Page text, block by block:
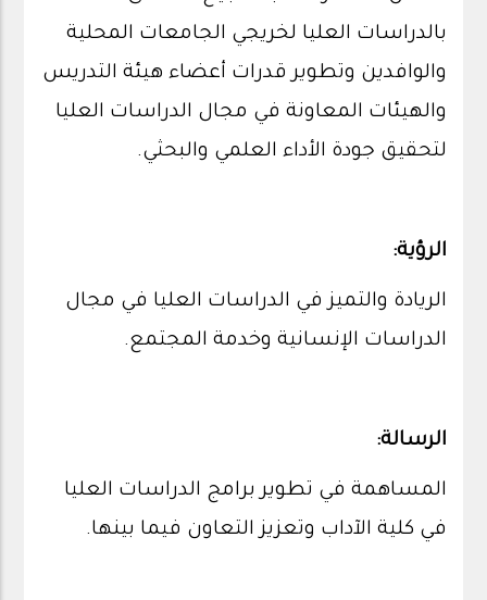
بالدراسات العليا لخريجي الجامعات المحلية
والوافدين وتطوير قدرات أعضاء هيئة التدريس
والهيئات المعاونة في مجال الدراسات العليا
لتحقيق جودة الأداء العلمي والبحثي.
الرؤية:
الريادة والتميز في الدراسات العليا في مجال
الدراسات الإنسانية وخدمة المجتمع.
الرسالة:
المساهمة في تطوير برامج الدراسات العليا
في كلية الآداب وتعزيز التعاون فيما بينها.